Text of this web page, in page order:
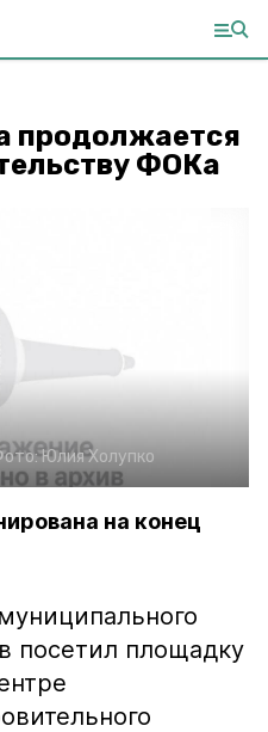
продолжается
ФОКа
Юлия Холупко
на конец
посетил площадку